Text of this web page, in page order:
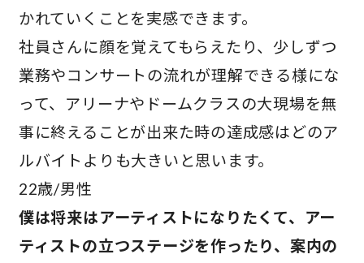
かれていくことを実感できます。
社員さんに顔を覚えてもらえたり、少しずつ
業務やコンサートの流れが理解できる様にな
って、アリーナやドームクラスの大現場を無
事に終えることが出来た時の達成感はどのア
ルバイトよりも大きいと思います。
22歳/男性
僕は将来はアーティストになりたくて、アー
ティストの立つステージを作ったり、案内の